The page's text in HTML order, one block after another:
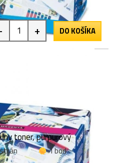
+ DO KOŠÍKA
toner, purpurový
1 bod